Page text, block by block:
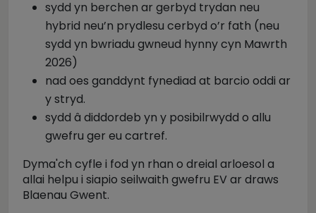
sydd yn berchen ar gerbyd trydan neu
hybrid neu’n prydlesu cerbyd o’r fath (neu
sydd yn bwriadu gwneud hynny cyn Mawrth
2026)
nad oes ganddynt fynediad at barcio oddi ar
y stryd.
sydd â diddordeb yn y posibilrwydd o allu
gwefru ger eu cartref.
Dyma'ch cyfle i fod yn rhan o dreial arloesol a
allai helpu i siapio seilwaith gwefru EV ar draws
Blaenau Gwent.